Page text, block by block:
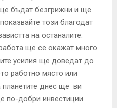
бъдат безгрижни и ще
този благодат
на останалите.
ще се окажат много
усилия ще доведат до
работно място или
днес ще ви
по-добри инвестиции.